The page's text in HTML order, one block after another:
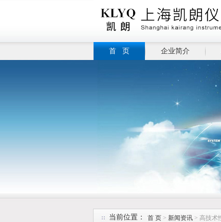
首 页 企业简介
当前位置： 首 页 > 新闻资讯 > 高技术